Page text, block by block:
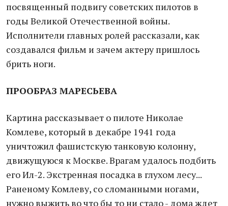
посвященный подвигу советских пилотов в
годы Великой Отечественной войны.
Исполнители главных ролей рассказали, как
создавался фильм и зачем актеру пришлось
брить ноги.
ПРООБРАЗ МАРЕСЬЕВА
Картина рассказывает о пилоте Николае
Комлеве, который в декабре 1941 года
уничтожил фашистскую танковую колонну,
движущуюся к Москве. Врагам удалось подбить
его Ил-2. Экстренная посадка в глухом лесу...
Раненому Комлеву, со сломанными ногами,
нужно выжить во что бы то ни стало - дома ждет